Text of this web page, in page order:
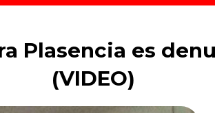
Plasencia es
(VIDEO)